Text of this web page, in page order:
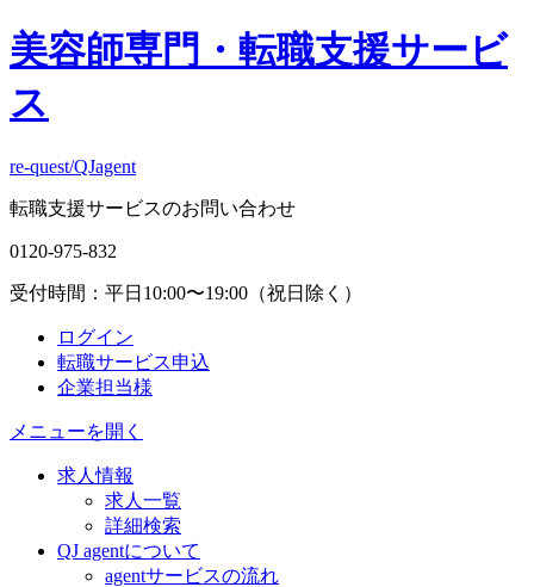
美容師専門・ 転職支援サービ
ス
re-quest/QJagent
転職支援サービスのお問い合わせ
0120-975-832
受付時間：平日10:00〜19:00（祝日除く）
ログイン
転職サービス申込
企業担当様
メニューを開く
求人情報
求人一覧
詳細検索
QJ agentについて
agentサービスの流れ